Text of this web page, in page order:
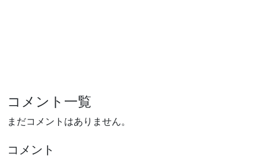
コメント一覧
まだコメントはありません。
コメント